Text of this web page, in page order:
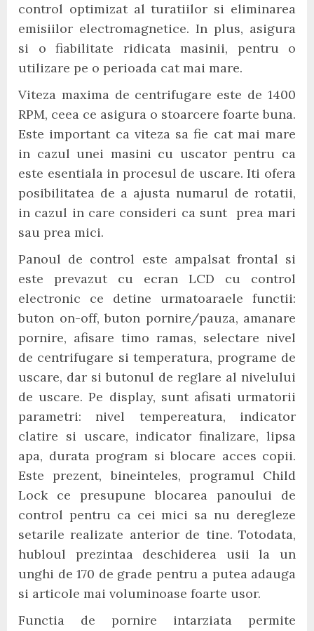
control optimizat al turatiilor si eliminarea
emisiilor electromagnetice. In plus, asigura
si o fiabilitate ridicata masinii, pentru o
utilizare pe o perioada cat mai mare.
Viteza maxima de centrifugare este de 1400
RPM, ceea ce asigura o stoarcere foarte buna.
Este important ca viteza sa fie cat mai mare
in cazul unei masini cu uscator pentru ca
este esentiala in procesul de uscare. Iti ofera
posibilitatea de a ajusta numarul de rotatii,
in cazul in care consideri ca sunt prea mari
sau prea mici.
Panoul de control este ampalsat frontal si
este prevazut cu ecran LCD cu control
electronic ce detine urmatoaraele functii:
buton on-off, buton pornire/pauza, amanare
pornire, afisare timo ramas, selectare nivel
de centrifugare si temperatura, programe de
uscare, dar si butonul de reglare al nivelului
de uscare. Pe display, sunt afisati urmatorii
parametri: nivel tempereatura, indicator
clatire si uscare, indicator finalizare, lipsa
apa, durata program si blocare acces copii.
Este prezent, bineinteles, programul Child
Lock ce presupune blocarea panoului de
control pentru ca cei mici sa nu deregleze
setarile realizate anterior de tine. Totodata,
hubloul prezintaa deschiderea usii la un
unghi de 170 de grade pentru a putea adauga
si articole mai voluminoase foarte usor.
Functia de pornire intarziata permite